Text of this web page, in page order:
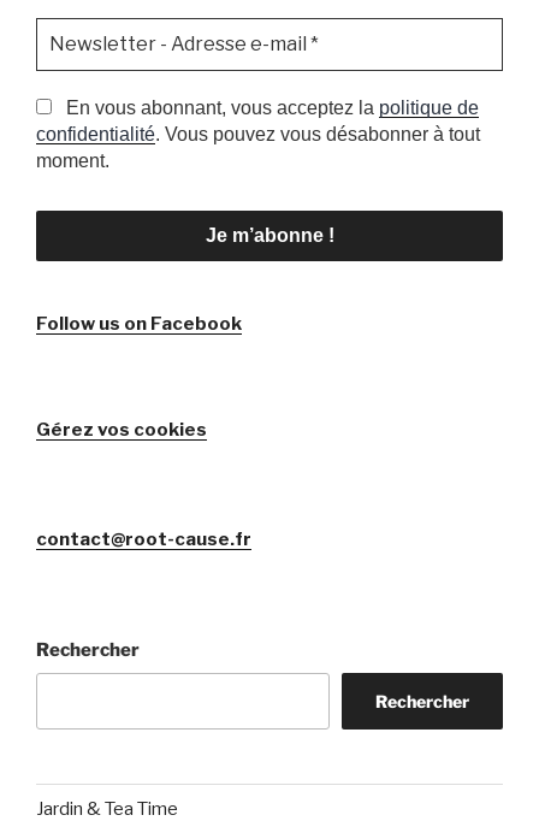
En vous abonnant, vous acceptez la politique de
confidentialité. Vous pouvez vous désabonner à tout
moment.
Follow us on Facebook
Gérez vos cookies
contact@root-cause.fr
Rechercher
Rechercher
Jardin & Tea Time